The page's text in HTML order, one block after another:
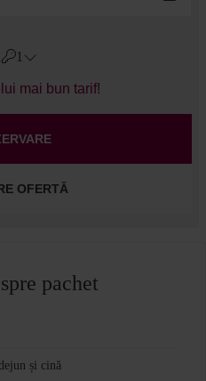
1
mai bun tarif!
OFERTĂ
pachet
și cină